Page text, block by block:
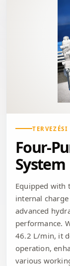
TERVEZÉSI
Four-
System
Equipped with
internal
advanced
performance.
46.2 L/min, it
operation,
various